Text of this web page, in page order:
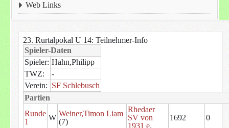
Web Links
23. Rurtalpokal U 14: Teilnehmer-Info
Spieler-Daten
Spieler: Hahn,Philipp
TWZ:
-
Verein: SF Schlebusch
Partien
Runde
1
W Weiner,Timon Liam
(7)
Rhedaer
SV von
1931 e.
1692 0